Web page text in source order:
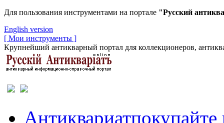
Для пользования инструментами на портале "Русский
English version
[ Мои инструменты ]
Крупнейший антикварный портал для коллекционеров,
Антиквариатпокупайте